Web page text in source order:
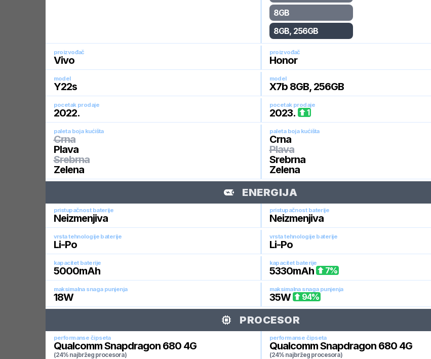
8GB
8GB, 256GB
proizvođač
Vivo
proizvođač
Honor
model
Y22s
model
X7b 8GB, 256GB
pocetak prodaje
2022.
pocetak prodaje
2023. 1
paleta boja kućišta
Crna
Plava
Srebrna
Zelena
paleta boja kućišta
Crna
Plava
Srebrna
Zelena
ENERGIJA
pristupačnost baterije
Neizmenjiva
pristupačnost baterije
Neizmenjiva
vrsta tehnologije baterije
Li-Po
vrsta tehnologije baterije
Li-Po
kapacitet baterije
5000mAh
kapacitet baterije
5330mAh 7%
maksimalna snaga punjenja
18W
maksimalna snaga punjenja
35W 94%
PROCESOR
performanse čipseta
Qualcomm Snapdragon 680 4G
(24% najbržeg procesora)
performanse čipseta
Qualcomm Snapdragon 680 4G
(24% najbržeg procesora)